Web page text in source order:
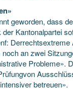
geworden, dass
Kantonalpartei
an zwei
Probleme».
betreuen».